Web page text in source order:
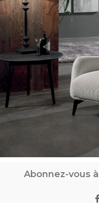
Abonnez-vous